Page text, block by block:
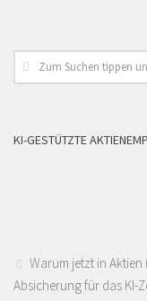
KI-GESTÜTZTE
Warum jetzt in
Absicherung für das KI-